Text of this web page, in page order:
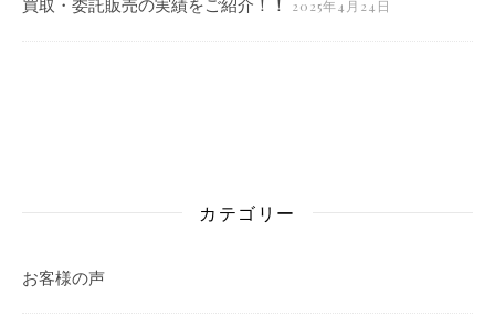
2025年4月24日
カテゴリー
お客様の声